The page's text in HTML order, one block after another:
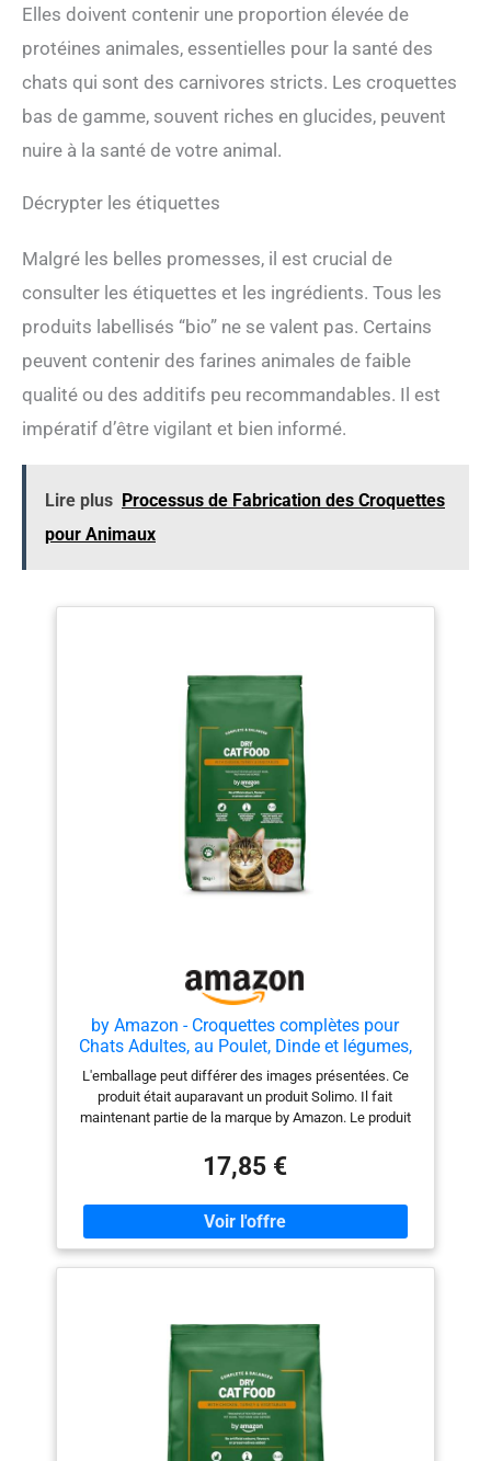
Elles doivent contenir une proportion élevée de
protéines animales, essentielles pour la santé des
chats qui sont des carnivores stricts. Les croquettes
bas de gamme, souvent riches en glucides, peuvent
nuire à la santé de votre animal.
Décrypter les étiquettes
Malgré les belles promesses, il est crucial de
consulter les étiquettes et les ingrédients. Tous les
produits labellisés “bio” ne se valent pas. Certains
peuvent contenir des farines animales de faible
qualité ou des additifs peu recommandables. Il est
impératif d’être vigilant et bien informé.
Lire plus Processus de Fabrication des Croquettes
pour Animaux
by Amazon - Croquettes complètes pour
Chats Adultes, au Poulet, Dinde et légumes,
10kg, Lot de 1
L'emballage peut différer des images présentées. Ce
produit était auparavant un produit Solimo. Il fait
maintenant partie de la marque by Amazon. Le produit
qualité Nourriture pour chat adulte : 100 % complète et
équilibrée Élaboré par des nutritionnistes spécialisés,
en collaboration avec des vétérinaires Viande et
produits dérivés d’origine animale : env. 36 % (produits
dérivés d’origine animale consommables par les
humains) Prébiotiques naturels pour faciliter la
artificiels, colorants ni conservateurs. Sans soja, blé ni
orge ajoutés Recette goûteuse avec des protéines de
grande qualité Sachet refermable pour une fraîcheur
maximale
17,85 €